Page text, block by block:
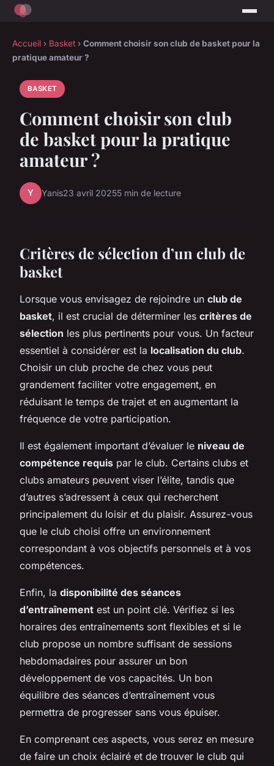
Accueil › Basket › Comment choisir son club de basket pour la
pratique amateur ?
BASKET
Comment choisir son club
de basket pour la pratique
amateur ?
Y Yanis23 avril 20255 min de lecture
Critères de sélection d’un club de
basket
Lorsque vous envisagez de rejoindre un club de
basket, il est crucial de déterminer les critères de
sélection les plus pertinents pour vous. Un facteur
essentiel à considérer est la localisation du club.
Choisir un club proche de chez vous peut
grandement faciliter votre engagement, en
réduisant le temps de trajet et en augmentant la
fréquence de votre participation.
Il est également important d’évaluer le niveau de
compétence requis par le club. Certains clubs et
clubs amateurs peuvent viser l’élite, tandis que
d’autres s’adressent à ceux qui recherchent
principalement du loisir et du plaisir. Assurez-vous
que le club choisi offre un environnement
correspondant à vos objectifs personnels et à vos
compétences.
Enfin, la disponibilité des séances
d’entraînement est un point clé. Vérifiez si les
horaires des entraînements sont flexibles et si le
club propose un nombre suffisant de sessions
hebdomadaires pour assurer un bon
développement de vos capacités. Un bon
équilibre des séances d’entraînement vous
permettra de progresser sans vous épuiser.
En comprenant ces aspects, vous serez en mesure
de faire un choix éclairé et de trouver le club qui